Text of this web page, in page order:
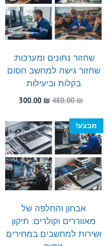
שחזור נתונים ומערכות:
שחזור גישה למחשב חסום
בקלות וביעילות
480.00₪
המחיר
היה:
480.00 ₪.
300.00 ₪
המחיר
הוא:
300.00 ₪.
מבצע!
אבחון והחלפה של
מאווררים וקולרים: תיקון
ושירות למחשבים במחירים